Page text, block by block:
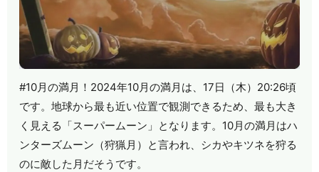
#10月の満月！2024年10月の満月は、17日（木）20:26頃
です。地球から最も近い位置で観測できるため、最も大き
く見える「スーパームーン」となります。10月の満月はハ
ンターズムーン（狩猟月）と言われ、シカやキツネを狩る
のに敵した月だそうです。